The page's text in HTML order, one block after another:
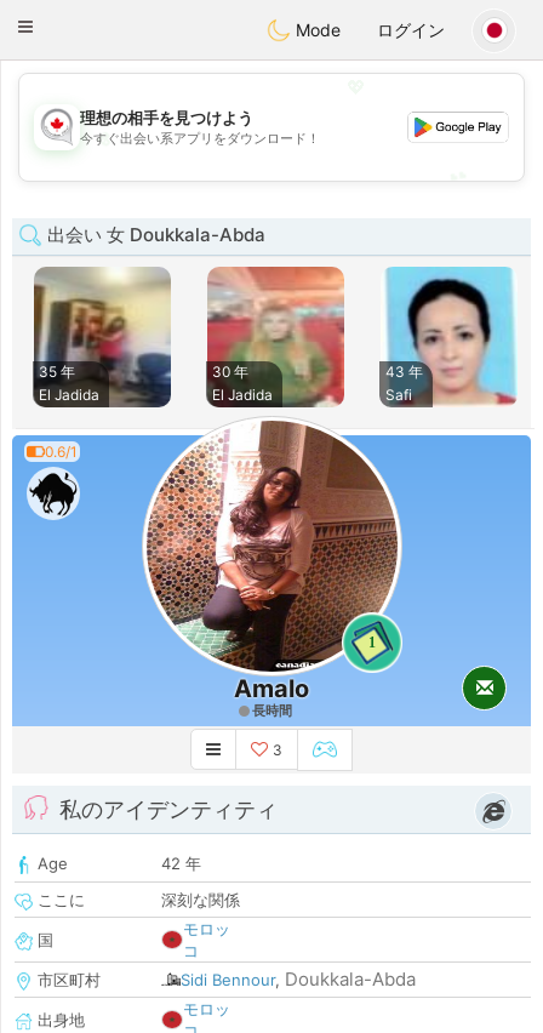
CANADIANchat
Toggle
Mode ログイン
💖
💕
理想の相手を見つけよう
今すぐ出会い系アプリをダウンロード！
出会い 女 Doukkala-Abda
35 年
El Jadida
30 年
El Jadida
43 年
Safi
0.6/1
1
Amalo
長時間
3
私のアイデンティティ
Age
42 年
ここに
深刻な関係
国
モロッ
コ
市区町村
Sidi Bennour, Doukkala-Abda
出身地
モロッ